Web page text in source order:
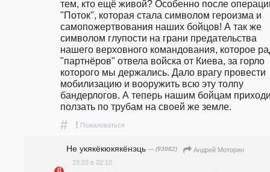
тем, кто ещё живой? Особенно после
"Поток", которая стала символом героизма и
самопожертвования наших бойцов! А так же
символом глупости на грани предательства
нашего верховного командования, которое
"партнёров" отвела войска от Киева, за горло
которого мы держались. Дало врагу провести
мобилизацию и вооружить всю эту толпу
бандерлогов. А теперь нашим бойцам
ползать по трубам на своей же земле.
# ! Пожаловаться
Не укякёкюкякёнэць — (93982)
Андрей Моторин
23.03 в 02:10